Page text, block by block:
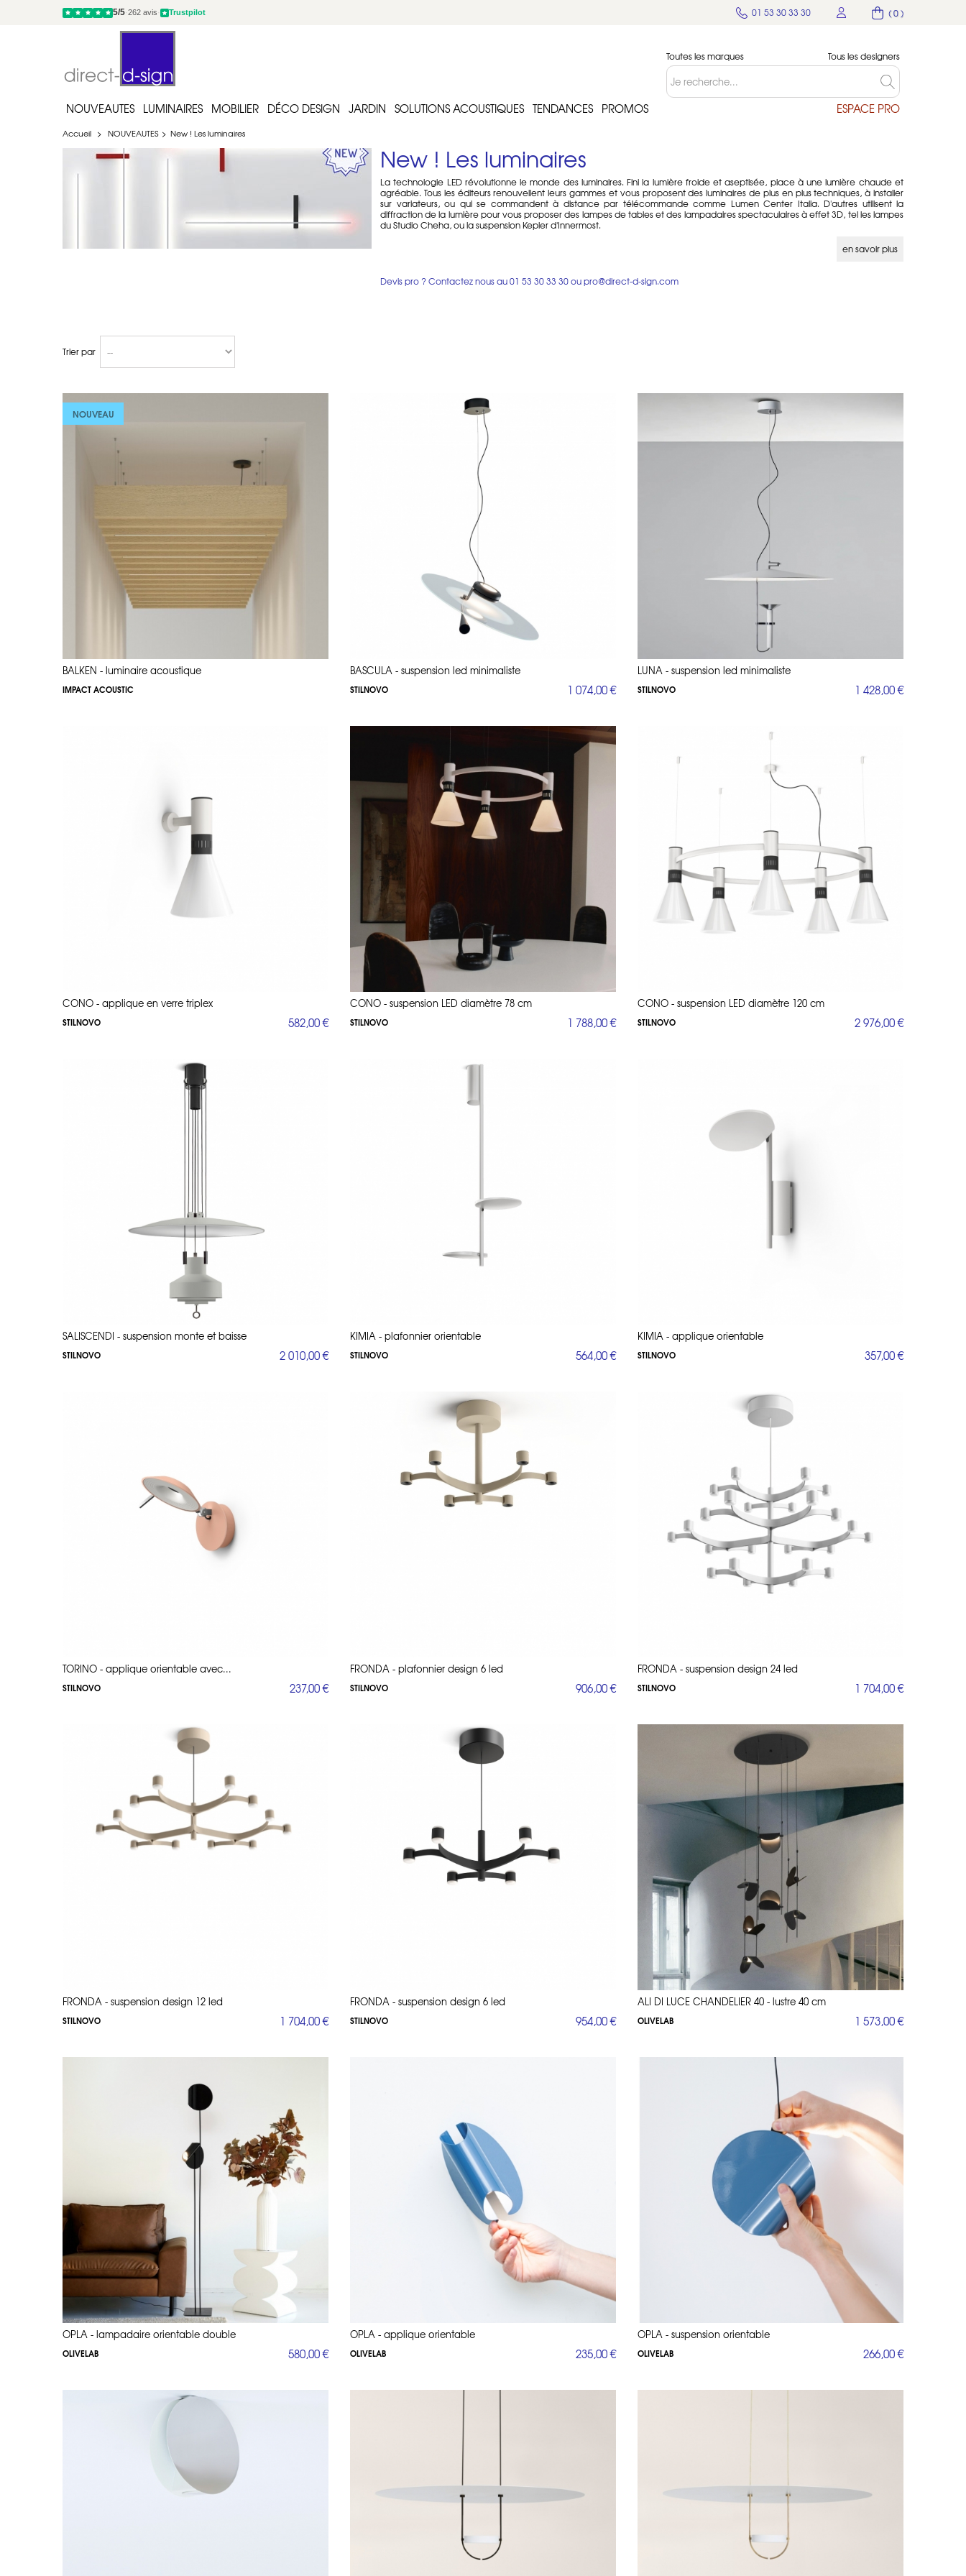
( 0 )
01 53 30 33 30
-10% sur notre section jardin
Toutes les marques Tous les designers
NOUVEAUTES LUMINAIRES MOBILIER DÉCO DESIGN JARDIN SOLUTIONS ACOUSTIQUES TENDANCES PROMOS ESPACE PRO
Accueil > NOUVEAUTES > New ! Les luminaires
New ! Les luminaires
La technologie LED révolutionne le monde des luminaires. Fini la lumière froide et aseptisée, place à une lumière chaude et
agréable. Tous les éditeurs renouvellent leurs gammes et vous proposent des luminaires de plus en plus techniques, à installer
sur variateurs, ou qui se commandent à distance par télécommande comme Lumen Center Italia. D'autres utilisent la
diffraction de la lumière pour vous proposer des lampes de tables et des lampadaires spectaculaires à effet 3D, tel les lampes
du Studio Cheha, ou la suspension Kepler d'Innermost.
en savoir plus
Devis pro ? Contactez nous au01 53 30 33 30oupro@direct-d-sign.com
Trier par
NOUVEAU
BALKEN - luminaire acoustique
IMPACT ACOUSTIC
BASCULA - suspension led minimaliste
STILNOVO 1 074,00 €
LUNA - suspension led minimaliste
STILNOVO 1 428,00 €
CONO - applique en verre triplex
STILNOVO 582,00 €
CONO - suspension LED diamètre 78 cm
STILNOVO 1 788,00 €
CONO - suspension LED diamètre 120 cm
STILNOVO 2 976,00 €
SALISCENDI - suspension monte et baisse
STILNOVO 2 010,00 €
KIMIA - plafonnier orientable
STILNOVO 564,00 €
KIMIA - applique orientable
STILNOVO 357,00 €
TORINO - applique orientable avec...
STILNOVO 237,00 €
FRONDA - plafonnier design 6 led
STILNOVO 906,00 €
FRONDA - suspension design 24 led
STILNOVO 1 704,00 €
FRONDA - suspension design 12 led
STILNOVO 1 704,00 €
FRONDA - suspension design 6 led
STILNOVO 954,00 €
ALI DI LUCE CHANDELIER 40 - lustre 40 cm
OLIVELAB 1 573,00 €
OPLA - lampadaire orientable double
OLIVELAB 580,00 €
OPLA - applique orientable
OLIVELAB 235,00 €
OPLA - suspension orientable
OLIVELAB 266,00 €